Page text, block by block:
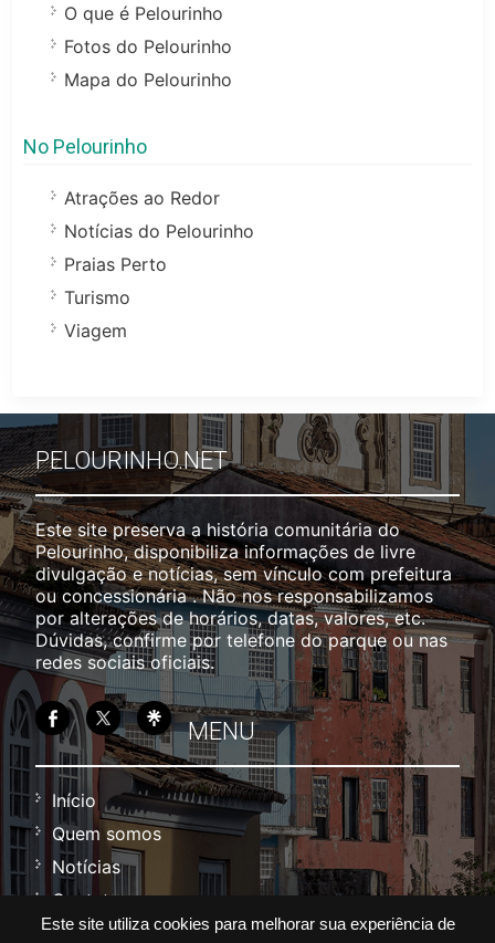
Este site utiliza cookies para melhorar sua experiência de
O que é Pelourinho
Fotos do Pelourinho
Mapa do Pelourinho
No Pelourinho
Atrações ao Redor
Notícias do Pelourinho
Praias Perto
Turismo
Viagem
PELOURINHO.NET
Este site preserva a história comunitária do
Pelourinho, disponibiliza informações de livre
divulgação e notícias, sem vínculo com prefeitura
ou concessionária . Não nos responsabilizamos
por alterações de horários, datas, valores, etc.
Dúvidas, confirme por telefone do parque ou nas
redes sociais oficiais.
MENU
Início
Quem somos
Notícias
Contato
Política